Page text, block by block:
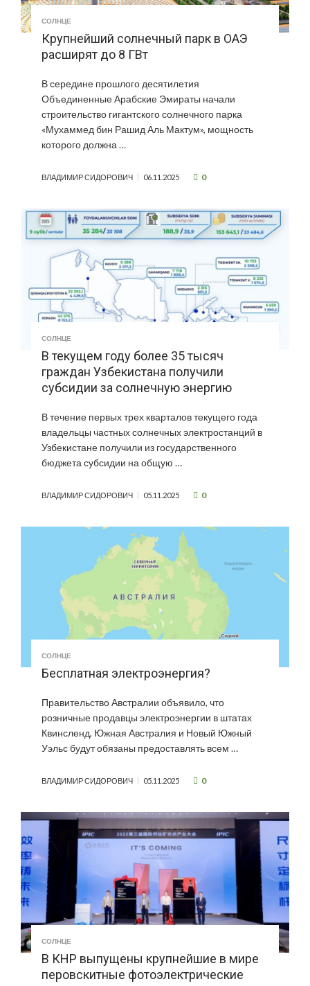
СОЛНЦЕ
Крупнейший солнечный парк в ОАЭ
расширят до 8 ГВт
В середине прошлого десятилетия
Объединенные Арабские Эмираты начали
строительство гигантского солнечного парка
«Мухаммед бин Рашид Аль Мактум», мощность
которого должна …
ВЛАДИМИР СИДОРОВИЧ 06.11.2025 0
СОЛНЦЕ
В текущем году более 35 тысяч
граждан Узбекистана получили
субсидии за солнечную энергию
В течение первых трех кварталов текущего года
владельцы частных солнечных электростанций в
Узбекистане получили из государственного
бюджета субсидии на общую …
ВЛАДИМИР СИДОРОВИЧ 05.11.2025 0
СОЛНЦЕ
Бесплатная электроэнергия?
Правительство Австралии объявило, что
розничные продавцы электроэнергии в штатах
Квинсленд, Южная Австралия и Новый Южный
Уэльс будут обязаны предоставлять всем …
ВЛАДИМИР СИДОРОВИЧ 05.11.2025 0
СОЛНЦЕ
В КНР выпущены крупнейшие в мире
перовскитные фотоэлектрические